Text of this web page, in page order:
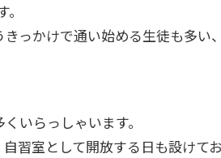
っかけで通い始める生徒も多い
いらっしゃいます。
習室として開放する日も設けて